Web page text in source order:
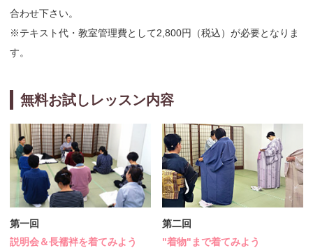
合わせ下さい。
※テキスト代・教室管理費として2,800円（税込）が必要となりま
す。
無料お試しレッスン内容
第一回
説明会＆長襦袢を着てみよう
第二回
"着物"まで着てみよう